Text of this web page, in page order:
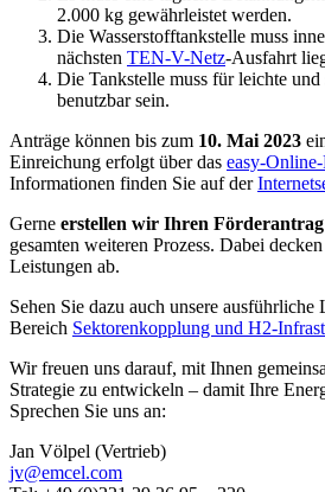
2.000 kg gewährleistet werden.
Die Wasserstofftankstelle muss
nächsten TEN-V-Netz-Ausfahrt
Die Tankstelle muss für leichte
benutzbar sein.
Anträge können bis zum 10. Mai 2023
Einreichung erfolgt über das easy-
Informationen finden Sie auf der
Gerne erstellen wir Ihren Förderantrag
gesamten weiteren Prozess. Dabei
Leistungen ab.
Sehen Sie dazu auch unsere
Bereich Sektorenkopplung und H2-
Wir freuen uns darauf, mit Ihnen
Strategie zu entwickeln – damit Ihre
Sprechen Sie uns an:
Jan Völpel (Vertrieb)
jv@emcel.com